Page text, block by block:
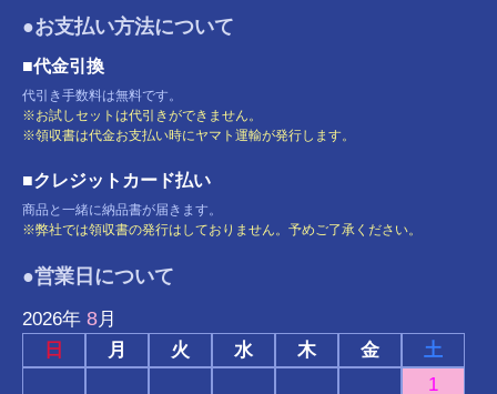
●お支払い方法について
■代金引換
代引き手数料は無料です。
※お試しセットは代引きができません。
※領収書は代金お支払い時にヤマト運輸が発行します。
■クレジットカード払い
商品と一緒に納品書が届きます。
※弊社では領収書の発行はしておりません。予めご了承ください。
●営業日について
2026年 8月
日
月 火 水 木 金
土
1